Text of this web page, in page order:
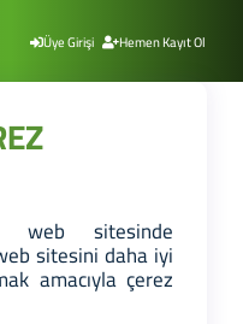
Üye Girişi Hemen Kayıt Ol
web sitesinde
sitesini daha iyi
amacıyla çerez